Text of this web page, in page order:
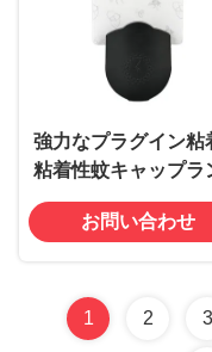
強力なプラグイン粘
粘着性蚊キャップラ
紫外線ライト 室内害
策のための虫虫殺虫
お問い合わせ
1 2 3